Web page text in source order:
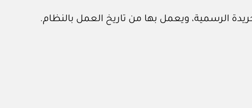
الرسمية، ويعمل بها من تاريخ العمل بالنظام.